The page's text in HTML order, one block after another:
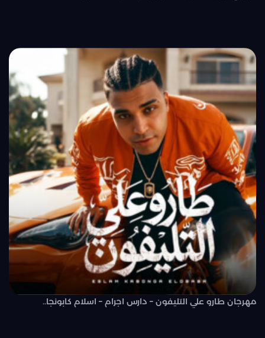
مهرجان طارو علي التليفون – دارس اجرام – اسلام كابونجا..